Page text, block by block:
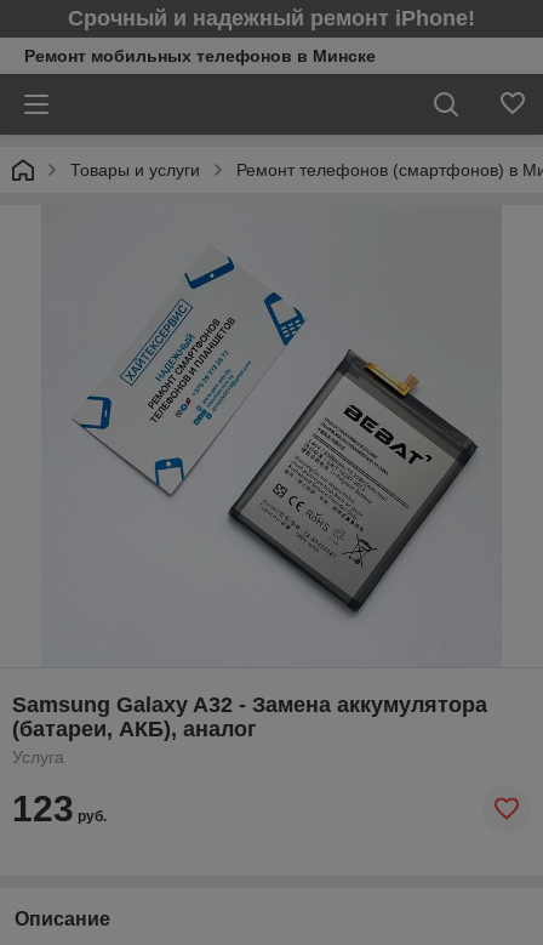
Срочный и надежный ремонт iPhone!
Ремонт мобильных телефонов в Минcке
Товары и услуги Ремонт телефонов (смартфонов) в
Samsung Galaxy A32 - Замена аккумулятора
(батареи, АКБ), аналог
Услуга
123 руб.
Описание